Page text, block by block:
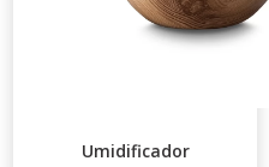
Umidificador